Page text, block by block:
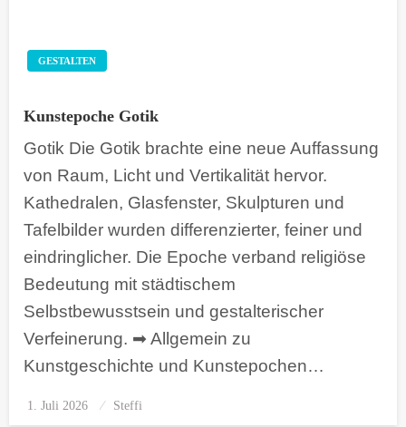
GESTALTEN
Kunstepoche Gotik
Gotik Die Gotik brachte eine neue Auffassung
von Raum, Licht und Vertikalität hervor.
Kathedralen, Glasfenster, Skulpturen und
Tafelbilder wurden differenzierter, feiner und
eindringlicher. Die Epoche verband religiöse
Bedeutung mit städtischem
Selbstbewusstsein und gestalterischer
Verfeinerung. ➡ Allgemein zu
Kunstgeschichte und Kunstepochen…
Posted
on
1. Juli 2026 Steffi